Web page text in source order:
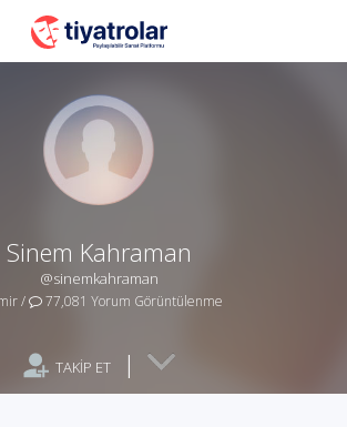
Sinem Kahraman
@sinemkahraman
/ 77,081 Yorum Görüntülenme
TAKİP ET |